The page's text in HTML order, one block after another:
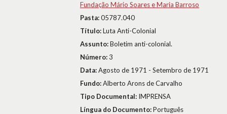
Fundação Mário Soares e Maria Barroso
Pasta:05787.040
Título:Luta Anti-Colonial
Assunto:Boletim anti-colonial.
Número:3
Data:Agosto de 1971 - Setembro de 1971
Fundo:Alberto Arons de Carvalho
Tipo Documental: IMPRENSA
Língua do Documento:Português